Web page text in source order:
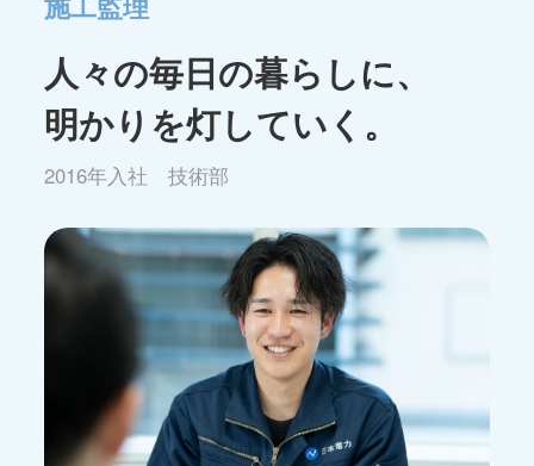
人々の毎日の暮らしに、
明かりを灯していく。
2016年入社 技術部